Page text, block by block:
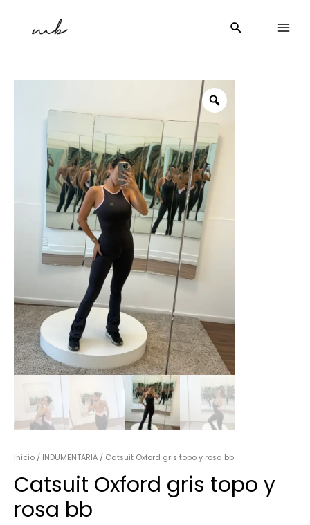
Inicio / INDUMENTARIA / Catsuit Oxford gris topo y rosa bb
Catsuit Oxford gris topo y
rosa bb